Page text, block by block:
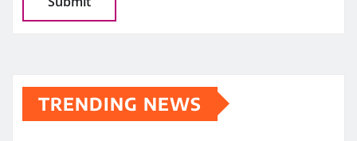
TRENDING NEWS